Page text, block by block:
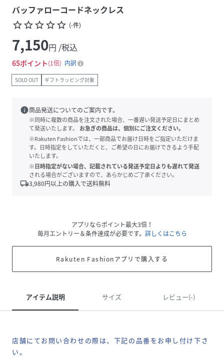
バッファローコードネックレス
star_borderstar_borderstar_borderstar_borderstar_border (-件)
7,150円 /税込
65ポイント 1倍 内訳
SOLD OUT ギフトラッピング対象
info商品発送についてのご案内です。
※同時に複数の商品を注文された場合、一番遅い発送予定日にまとめ
て発送いたします。
お急ぎの商品は、個別にご注文ください。
※Rakuten Fashionでは、一部商品でお届け日時をご指定いただけま
す。日時指定をしていただくと、ご希望の日にお届けできるよう手配
いたします。
※日時指定がない場合、記載されている発送予定日よりも遅れて発送
される場合がございますので、あらかじめご了承ください。
local_shipping3,980円以上の購入で送料無料
アプリならポイント最大3倍！
毎月エントリー＆条件達成が必要です。 詳しくはこちら
Rakuten Fashionアプリで購入する
アイテム説明 サイズ レビュー(-)
店舗にてお問い合わせの際は、下記の品番をお申し付け下さ
い。